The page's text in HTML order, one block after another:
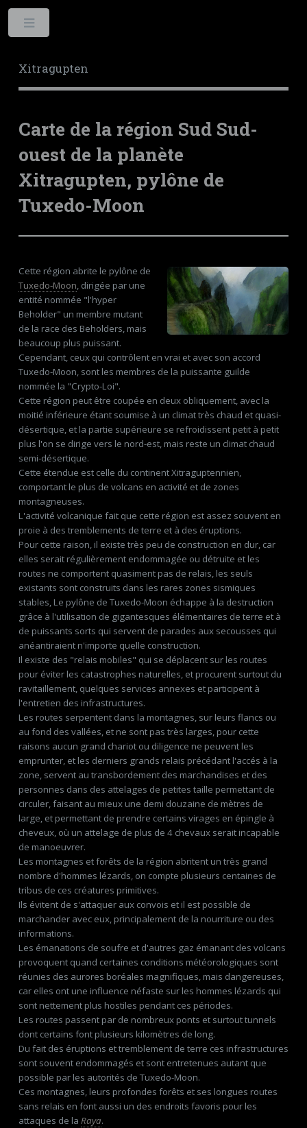
Xitragupten
Carte de la région Sud Sud-
ouest de la planète
Xitragupten, pylône de
Tuxedo-Moon
Cette région abrite le pylône de
Tuxedo-Moon, dirigée par une
entité nommée "l'hyper
Beholder" un membre mutant
de la race des Beholders, mais
beaucoup plus puissant.
Cependant, ceux qui contrôlent en vrai et avec son accord
Tuxedo-Moon, sont les membres de la puissante guilde
nommée la "Crypto-Loi".
Cette région peut être coupée en deux obliquement, avec la
moitié inférieure étant soumise à un climat très chaud et quasi-
désertique, et la partie supérieure se refroidissent petit à petit
plus l'on se dirige vers le nord-est, mais reste un climat chaud
semi-désertique.
Cette étendue est celle du continent Xitraguptennien,
comportant le plus de volcans en activité et de zones
montagneuses.
L'activité volcanique fait que cette région est assez souvent en
proie à des tremblements de terre et à des éruptions.
Pour cette raison, il existe très peu de construction en dur, car
elles serait régulièrement endommagée ou détruite et les
routes ne comportent quasiment pas de relais, les seuls
existants sont construits dans les rares zones sismiques
stables, Le pylône de Tuxedo-Moon échappe à la destruction
grâce à l'utilisation de gigantesques élémentaires de terre et à
de puissants sorts qui servent de parades aux secousses qui
anéantiraient n'importe quelle construction.
Il existe des "relais mobiles" qui se déplacent sur les routes
pour éviter les catastrophes naturelles, et procurent surtout du
ravitaillement, quelques services annexes et participent à
l'entretien des infrastructures.
Les routes serpentent dans la montagnes, sur leurs flancs ou
au fond des vallées, et ne sont pas très larges, pour cette
raisons aucun grand chariot ou diligence ne peuvent les
emprunter, et les derniers grands relais précédant l'accés à la
zone, servent au transbordement des marchandises et des
personnes dans des attelages de petites taille permettant de
circuler, faisant au mieux une demi douzaine de mètres de
large, et permettant de prendre certains virages en épingle à
cheveux, où un attelage de plus de 4 chevaux serait incapable
de manoeuvrer.
Les montagnes et forêts de la région abritent un très grand
nombre d'hommes lézards, on compte plusieurs centaines de
tribus de ces créatures primitives.
Ils évitent de s'attaquer aux convois et il est possible de
marchander avec eux, principalement de la nourriture ou des
informations.
Les émanations de soufre et d'autres gaz émanant des volcans
provoquent quand certaines conditions météorologiques sont
réunies des aurores boréales magnifiques, mais dangereuses,
car elles ont une influence néfaste sur les hommes lézards qui
sont nettement plus hostiles pendant ces périodes.
Les routes passent par de nombreux ponts et surtout tunnels
dont certains font plusieurs kilomètres de long.
Du fait des éruptions et tremblement de terre ces infrastructures
sont souvent endommagés et sont entretenues autant que
possible par les autorités de Tuxedo-Moon.
Ces montagnes, leurs profondes forêts et ses longues routes
sans relais en font aussi un des endroits favoris pour les
attaques de la Raya.